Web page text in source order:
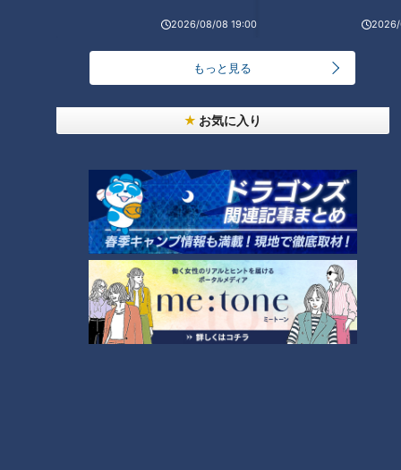
2026/08/08 19:00 2026/
もっと見る
お気に入り
先生によると、傷ができると、細胞成長因子という傷を治すた
めに欠かせない体液が傷口から分泌されます。ところが、空気
に触れて傷が乾くと、大切な細胞成長因子も乾いてしまうのだ
とか。そのため、大切なのは傷口を乾かさない事。傷口を密閉
に、細胞成長因子が漏れず傷が早く治るそうです。
＜多くの病院で湿潤療法が行われています＞
先生が湿潤療法を生み出したのは25年前の事。当時読んだ傷
治療の教科書に「傷を乾かしてはいけない」という、これまで
とは異なる傷治療の概念が記載されていたのだとか。そこか
ら、実験や試行錯誤を重ねて方法を模索。2000年頃に今の治
療の形にたどり着いたそうです。現在は、全国600以上の病院